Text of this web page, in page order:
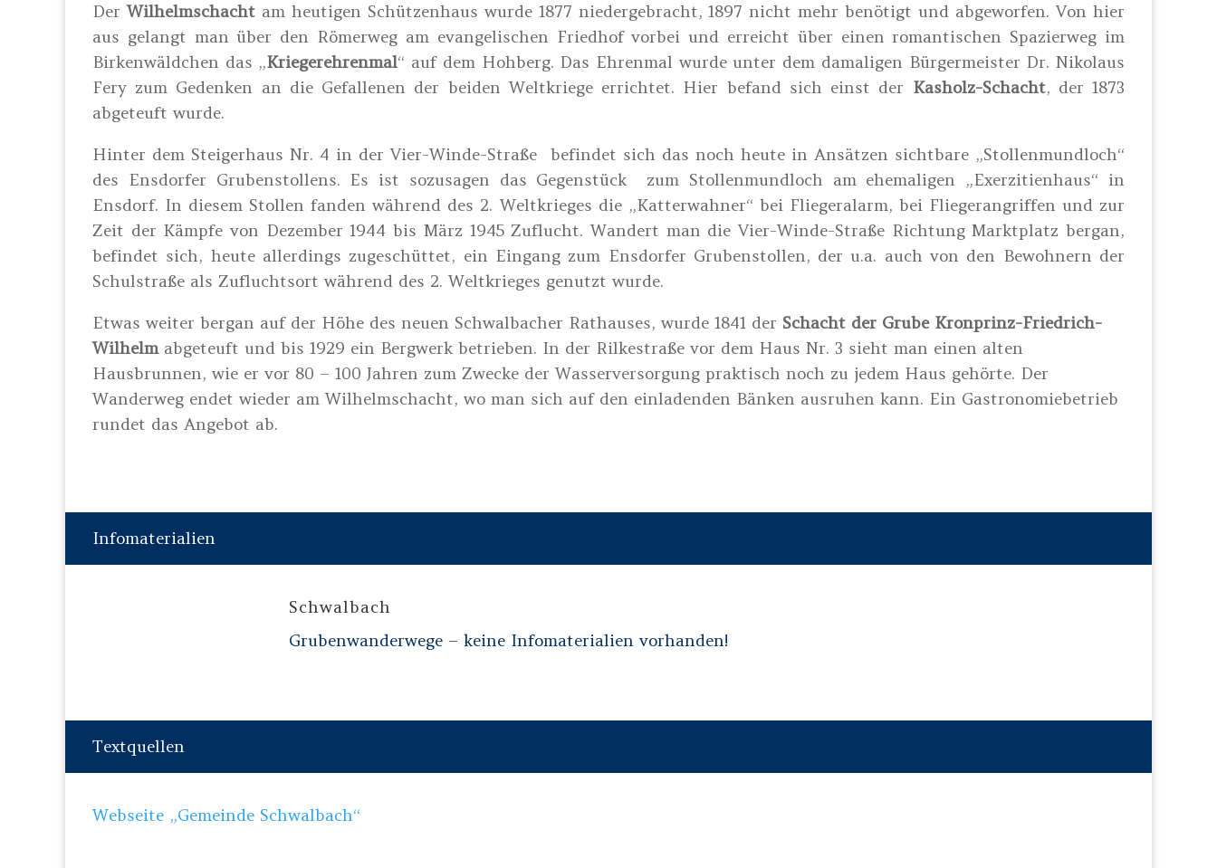
DerWilhelmschachtam heutigen Schützenhaus wurde 1877 niedergebracht, 1897 nicht mehr benötigt und abgeworfen. Von hier
aus gelangt man über den Römerweg am evangelischen Friedhof vorbei und erreicht über einen romantischen Spazierweg im
Birkenwäldchen das „Kriegerehrenmal“ auf dem Hohberg. Das Ehrenmal wurde unter dem damaligen Bürgermeister Dr. Nikolaus
Fery zum Gedenken an die Gefallenen der beiden Weltkriege errichtet. Hier befand sich einst der Kasholz-Schacht, der 1873
abgeteuft wurde.
Hinter dem Steigerhaus Nr. 4 in der Vier-Winde-Straße befindet sich das noch heute in Ansätzen sichtbare „Stollenmundloch“
des Ensdorfer Grubenstollens. Es ist sozusagen das Gegenstück zum Stollenmundloch am ehemaligen „Exerzitienhaus“ in
Ensdorf. In diesem Stollen fanden während des 2. Weltkrieges die „Katterwahner“ bei Fliegeralarm, bei Fliegerangriffen und zur
Zeit der Kämpfe von Dezember 1944 bis März 1945 Zuflucht. Wandert man die Vier-Winde-Straße Richtung Marktplatz bergan,
befindet sich, heute allerdings zugeschüttet, ein Eingang zum Ensdorfer Grubenstollen, der u.a. auch von den Bewohnern der
Schulstraße als Zufluchtsort während des 2. Weltkrieges genutzt wurde.
Etwas weiter bergan auf der Höhe des neuen Schwalbacher Rathauses, wurde 1841 der Schacht der Grube Kronprinz-Friedrich-
Wilhelmabgeteuft und bis 1929 ein Bergwerk betrieben. In der Rilkestraße vor dem Haus Nr. 3 sieht man einen alten
Hausbrunnen, wie er vor 80 – 100 Jahren zum Zwecke der Wasserversorgung praktisch noch zu jedem Haus gehörte. Der
Wanderweg endet wieder am Wilhelmschacht, wo man sich auf den einladenden Bänken ausruhen kann. Ein Gastronomiebetrieb
rundet das Angebot ab.
Infomaterialien
Schwalbach
Grubenwanderwege – keine Infomaterialien vorhanden!
Textquellen
Webseite „Gemeinde Schwalbach“